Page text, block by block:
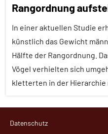
aktuell
Insekten
Pheromone
Sozialverhalten
Wirbellose
Rangordnung
In einer aktuellen Studie
künstlich das Gewicht
Hälfte der Rangordnung.
Vögel verhielten sich
kletterten in der Hierarchie
Datenschutz